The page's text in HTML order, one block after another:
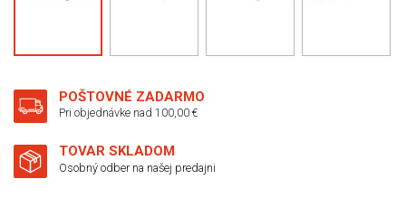
POŠTOVNÉ ZADARMO
Pri objednávke nad 100,00 €
TOVAR SKLADOM
Osobný odber na našej predajni